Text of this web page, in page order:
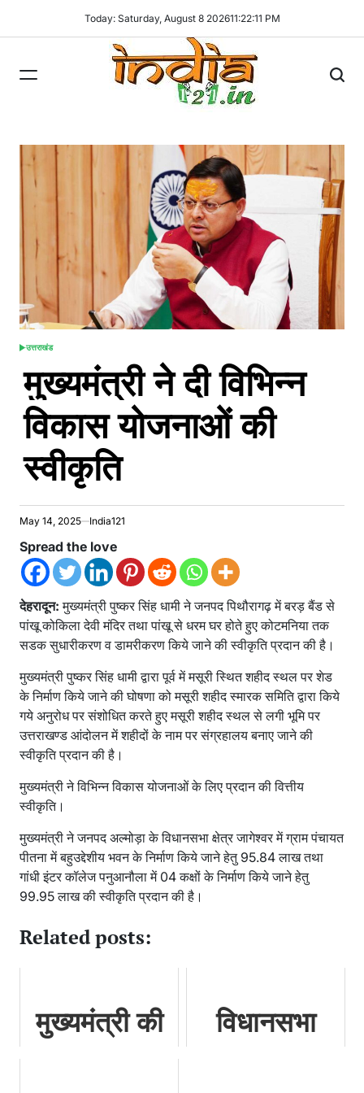
Today: Saturday, August 8 202611:22:11 PM
POSTED
उत्तराखंड
मुख्यमंत्री ने दी विभिन्न
विकास योजनाओं की
स्वीकृति
May 14, 2025 India121
Spread the love
देहरादून: मुख्यमंत्री पुष्कर सिंह धामी ने जनपद पिथौरागढ़ में बरड़ बैंड से
पांखू कोकिला देवी मंदिर तथा पांखू से धरम घर होते हुए कोटमनिया तक
सडक सुधारीकरण व डामरीकरण किये जाने की स्वीकृति प्रदान की है।
मुख्यमंत्री पुष्कर सिंह धामी द्वारा पूर्व में मसूरी स्थित शहीद स्थल पर शेड
के निर्माण किये जाने की घोषणा को मसूरी शहीद स्मारक समिति द्वारा किये
गये अनुरोध पर संशोधित करते हुए मसूरी शहीद स्थल से लगी भूमि पर
उत्तराखण्ड आंदोलन में शहीदों के नाम पर संग्रहालय बनाए जाने की
स्वीकृति प्रदान की है।
मुख्यमंत्री ने विभिन्न विकास योजनाओं के लिए प्रदान की वित्तीय
स्वीकृति।
मुख्यमंत्री ने जनपद अल्मोड़ा के विधानसभा क्षेत्र जागेश्वर में ग्राम पंचायत
पीतना में बहुउद्देशीय भवन के निर्माण किये जाने हेतु 95.84 लाख तथा
गांधी इंटर कॉलेज पनुआनौला में 04 कक्षों के निर्माण किये जाने हेतु
99.95 लाख की स्वीकृति प्रदान की है।
Related posts:
मुख्यमंत्री की
विधानसभा